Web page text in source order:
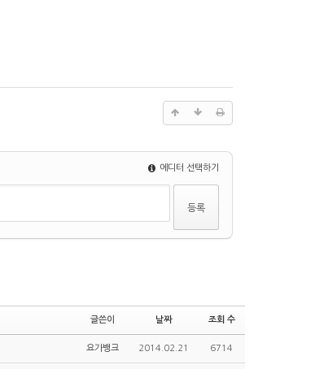
에디터 선택하기
글쓴이 날짜 조회 수
요가뱅크 2014.02.21 6714